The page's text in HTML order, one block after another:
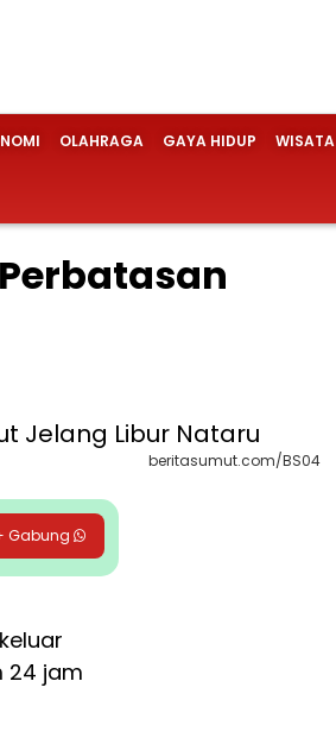
OLAHRAGA GAYA HIDUP WISATA
beritasumut.com/BS04
Gabung
24 jam